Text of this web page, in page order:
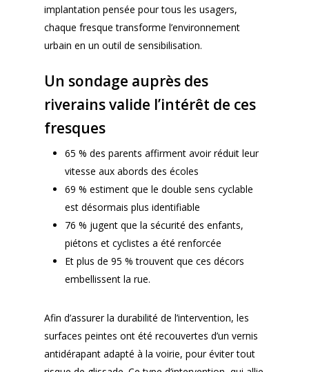
implantation pensée pour tous les usagers,
chaque fresque transforme l’environnement
urbain en un outil de sensibilisation.
Un sondage auprès des
riverains valide l’intérêt de ces
fresques
65 % des parents affirment avoir réduit leur
vitesse aux abords des écoles
69 % estiment que le double sens cyclable
est désormais plus identifiable
76 % jugent que la sécurité des enfants,
piétons et cyclistes a été renforcée
Et plus de 95 % trouvent que ces décors
embellissent la rue.
Afin d’assurer la durabilité de l’intervention, les
surfaces peintes ont été recouvertes d’un vernis
antidérapant adapté à la voirie, pour éviter tout